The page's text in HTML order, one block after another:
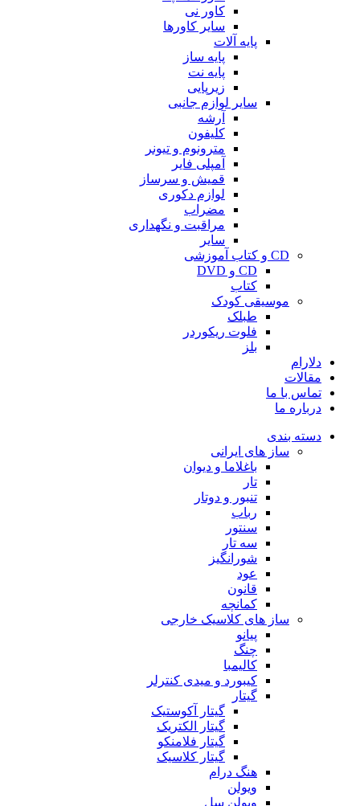
کاور نی
سایر کاورها
پایه آلات
پایه ساز
پایه نت
زیرپایی
سایر لوازم جانبی
آرشه
کلیفون
مترونوم و تیونر
آمپلی فایر
قمیش و سرساز
لوازم دکوری
مضراب
مراقبت و نگهداری
سایر
CD و کتاب آموزشی
CD و DVD
کتاب
موسیقی کودک
طبلک
فلوت ریکوردر
بلز
دلارام
مقالات
تماس با ما
درباره ما
دسته بندی
ساز های ایرانی
باغلاما و دیوان
تار
تنبور و دوتار
رباب
سنتور
سه تار
شورانگیز
عود
قانون
کمانچه
ساز های کلاسیک خارجی
پیانو
چنگ
کالیمبا
کیبورد و میدی کنترلر
گیتار
گیتار آکوستیک
گیتار الکتریک
گیتار فلامنکو
گیتار کلاسیک
هنگ درام
ویولن
ویولن سل